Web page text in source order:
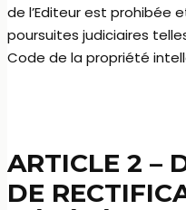
de l’Editeur est prohibée
poursuites judiciaires
Code de la propriété
ARTICLE 2 –
DE